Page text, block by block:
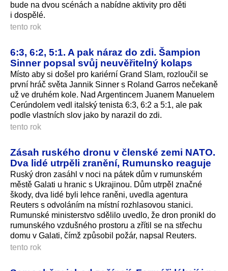
bude na dvou scénách a nabídne aktivity pro děti
i dospělé.
tento rok
6:3, 6:2, 5:1. A pak náraz do zdi. Šampion
Sinner popsal svůj neuvěřitelný kolaps
Místo aby si došel pro kariérní Grand Slam, rozloučil se
první hráč světa Jannik Sinner s Roland Garros nečekaně
už ve druhém kole. Nad Argentincem Juanem Manuelem
Cerúndolem vedl italský tenista 6:3, 6:2 a 5:1, ale pak
podle vlastních slov jako by narazil do zdi.
tento rok
Zásah ruského dronu v členské zemi NATO.
Dva lidé utrpěli zranění, Rumunsko reaguje
Ruský dron zasáhl v noci na pátek dům v rumunském
městě Galati u hranic s Ukrajinou. Dům utrpěl značné
škody, dva lidé byli lehce raněni, uvedla agentura
Reuters s odvoláním na místní rozhlasovou stanici.
Rumunské ministerstvo sdělilo uvedlo, že dron pronikl do
rumunského vzdušného prostoru a zřítil se na střechu
domu v Galati, čímž způsobil požár, napsal Reuters.
tento rok